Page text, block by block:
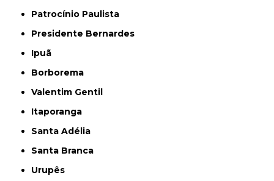
Patrocínio Paulista
Presidente Bernardes
Ipuã
Borborema
Valentim Gentil
Itaporanga
Santa Adélia
Santa Branca
Urupês